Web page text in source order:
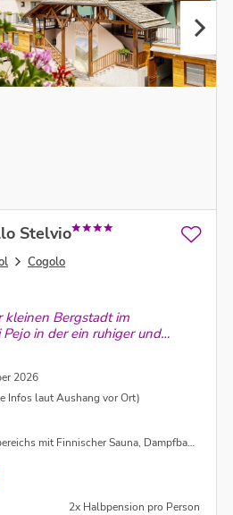
Stelvio
Cogolo
kleinen Bergstadt im
in der ein ruhiger und
vorprogrammiert ist, wird
und unauslöschliche
2026
Infos laut Aushang vor Ort)
Sauna, Dampfbad, Ruheraum und Innenpool
2x Halbpension pro Person